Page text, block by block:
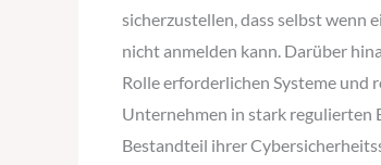
sicherzustellen, dass selbst wenn
nicht anmelden kann. Darüber
Rolle erforderlichen Systeme und
Unternehmen in stark regulierten
Bestandteil ihrer